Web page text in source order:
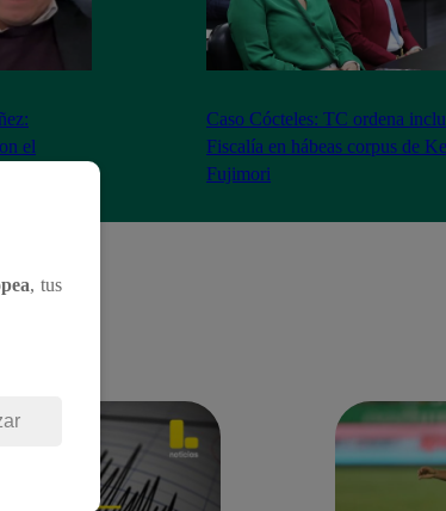
el
Caso Cócteles: TC ordena
Fiscalía en hábeas corpus de
Fujimori
, tus